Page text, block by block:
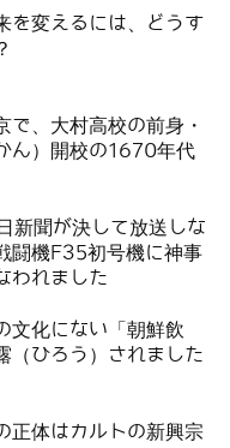
を変えるには、どうす
で、大村高校の前身・
ん）開校の1670年代
新聞が決して放送しな
闘機F35初号機に神事
われました
文化にない「朝鮮飲
（ひろう）されました
正体はカルトの新興宗